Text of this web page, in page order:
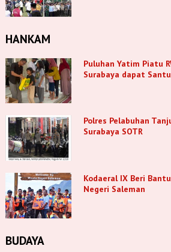
HANKAM
Puluhan Yatim Piatu
Surabaya dapat
Polres Pelabuhan
Surabaya SOTR
Kodaeral IX Beri
Negeri Saleman
BUDAYA